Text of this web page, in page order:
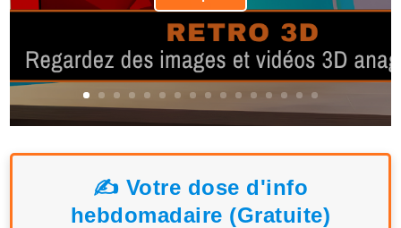
✍️ Votre dose d'info
hebdomadaire (Gratuite)